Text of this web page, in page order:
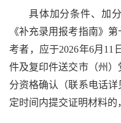
具体加分条件、加
《补充录用报考指南》
考者，应于2026年6月11
件及复印件送交市（州
分资格确认（联系电话
定时间内提交证明材料的